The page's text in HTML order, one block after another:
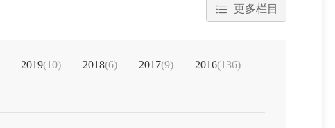
更多栏目
2019(10) 2018(6) 2017(9) 2016(136)